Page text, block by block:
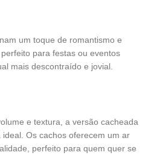
um toque de romantismo e
para festas ou eventos
mais descontraído e jovial.
e textura, a versão cacheada
Os cachos oferecem um ar
perfeito para quem quer se